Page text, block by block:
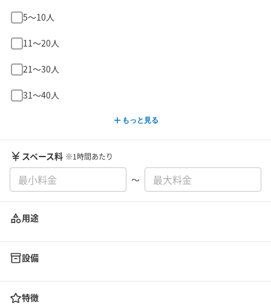
5〜10人
11〜20人
21〜30人
31〜40人
もっと見る
スペース料 ※1時間あたり
〜
用途
設備
特徴